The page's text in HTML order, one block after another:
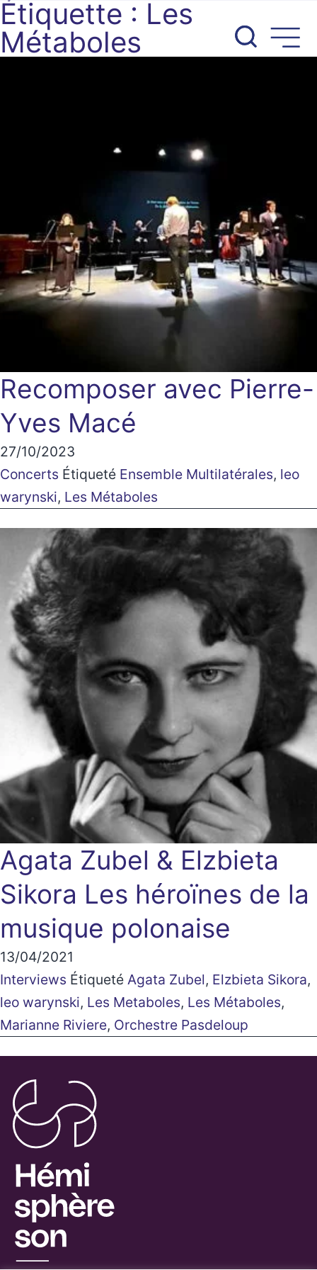
Aller
au
contenu
Étiquette : Les
Métaboles
Recomposer avec Pierre-
Yves Macé
27/10/2023
Concerts Étiqueté Ensemble Multilatérales, leo
warynski, Les Métaboles
Agata Zubel & Elzbieta
Sikora Les héroïnes de la
musique polonaise
13/04/2021
Interviews Étiqueté Agata Zubel, Elzbieta Sikora,
leo warynski, Les Metaboles, Les Métaboles,
Marianne Riviere, Orchestre Pasdeloup